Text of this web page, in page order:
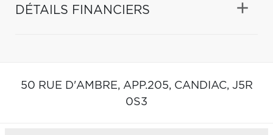
DÉTAILS FINANCIERS
50 RUE D'AMBRE, APP.205, CANDIAC, J5R
0S3